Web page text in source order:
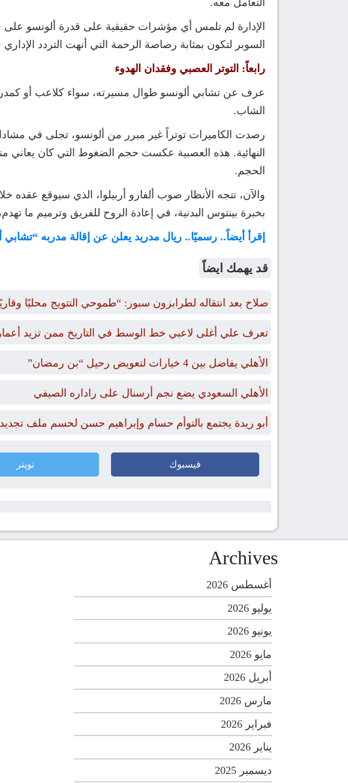
التعامل معه.
الإدارة لم تلمس أي مؤشرات حقيقية على قدرة ألونسو على
السوبر لتكون بمثابة رصاصة الرحمة التي أنهت التردد الإداري
رابعاً: التوتر العصبي وفقدان الهدوء
عرف عن تشابي ألونسو طوال مسيرته، سواء كلاعب أو كمدرب
الشاب.
رصدت الكاميرات توتراً غير مبرر من ألونسو، تجلى في
النهائية. هذه العصبية عكست حجم الضغوط التي كان يعاني
الحجم.
والآن، تتجه الأنظار صوب ألفارو أربيلوا، الذي سيوقع عقده
بخبرة بينتوس البدنية، في إعادة الروح للفريق وترميم ما
إقرأ أيضاً.. رسميًا.. ريال مدريد يعلن عن إقالة مدربه “تشابي
قد يهمك ايضاً
صلاح بعد انتقاله لطرابزون سبور: “طموحي التتويج محليًا
تعرف علي أغلى لاعبي خط الوسط في التاريخ ممن تزيد أعمارهم عن
الأهلي يفاضل بين 4 خيارات لتعويض رحيل “بن رمضان”
الأهلي السعودي يضع نجم أرسنال على راداره الصيفي
أبو ريدة يجتمع بالتوأم حسام وإبراهيم حسن لحسم ملف
فيسبوك تويتر
Archives
أغسطس 2026
يوليو 2026
يونيو 2026
مايو 2026
أبريل 2026
مارس 2026
فبراير 2026
يناير 2026
ديسمبر 2025